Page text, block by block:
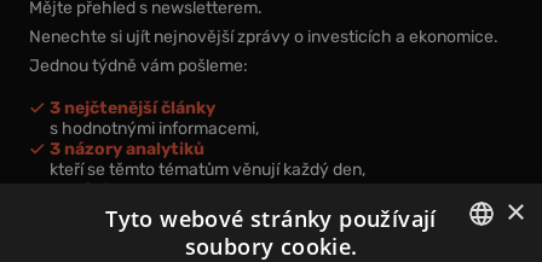
Mějte přehled s newsletterem.
Nenechte si ujít nejnovější zprávy o investicích a ekonomice.
Jednou týdně vám pošleme:
3 nejčtenější články
s hodnotnými informacemi,
3 názory analytiků
kteří se těmto tématům věnují každý den,
nová videa a podcasty
k prohloubení vašich znalostí.
×
Tyto webové stránky používají
soubory cookie.